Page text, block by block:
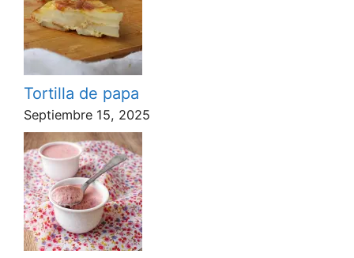
Tortilla de papa
Septiembre 15, 2025